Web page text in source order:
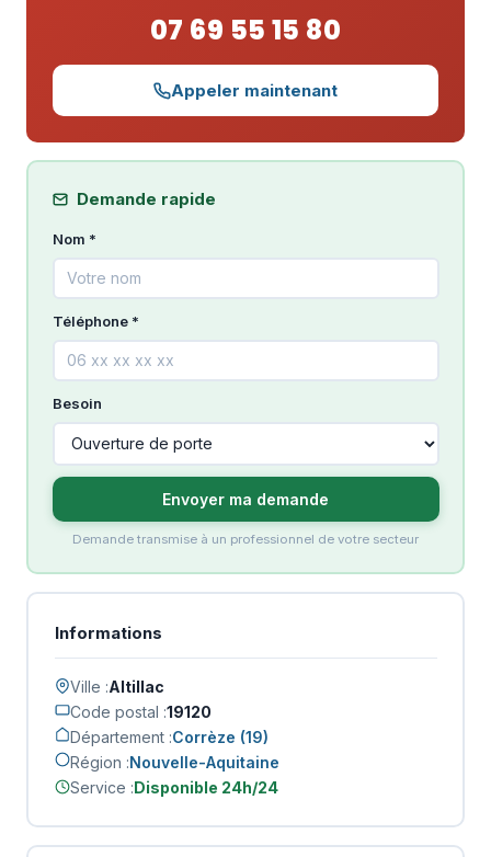
07 69 55 15 80
Appeler maintenant
Demande rapide
Nom *
Téléphone *
Besoin
Envoyer ma demande
Demande transmise à un professionnel de votre secteur
Informations
Ville :Altillac
Code postal :19120
Département :Corrèze (19)
Région :Nouvelle-Aquitaine
Service :Disponible 24h/24